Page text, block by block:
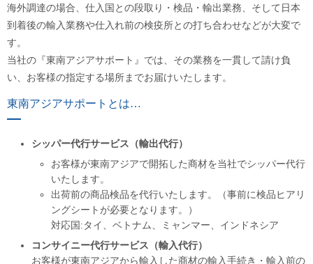
海外調達の場合、仕入国との段取り・検品・輸出業務、そして日本
到着後の輸入業務や仕入れ前の検疫所との打ち合わせなどが大変で
す。
当社の『東南アジアサポート』では、その業務を一貫して請け負
い、お客様の指定する場所までお届けいたします。
東南アジアサポートとは…
シッパー代行サービス（輸出代行）
お客様が東南アジアで開拓した商材を当社でシッパー代行
いたします。
出荷前の商品検品を代行いたします。（事前に検品ヒアリ
ングシートが必要となります。）
対応国:タイ、ベトナム、ミャンマー、インドネシア
コンサイニー代行サービス（輸入代行）
お客様が東南アジアから輸入した商材の輸入手続き・輸入前の